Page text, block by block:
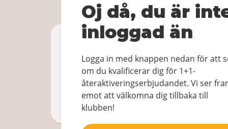
Bli medlem igen!
1+1 GRATIS
Logga in
Genom att bekräfta godkänner du
Oj då, du är
inloggad än
Logga in med knappen nedan för att
om du kvalificerar dig för 1+1-
återaktiveringserbjudandet. Vi ser
emot att välkomna dig tillbaka till
klubben!